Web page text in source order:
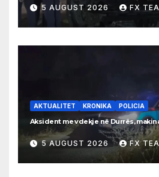
5 AUGUST 2026 FX
AKTUALITET KRONIKA POLICIA
Aksident me vdekje në Durrës,
5 AUGUST 2026 FX